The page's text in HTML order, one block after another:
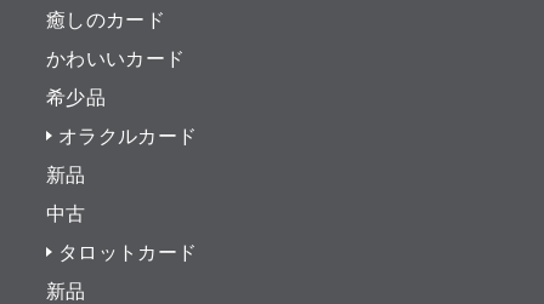
癒しのカード
かわいいカード
希少品
オラクルカード
新品
中古
タロットカード
新品